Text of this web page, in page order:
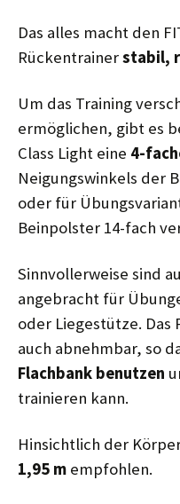
Das alles macht den
Rückentrainerstabil,
Um das Training
ermöglichen, gibt es
Class Light eine 4-
Neigungswinkels der
oder für
Beinpolster 14-fach
Sinnvollerweise sind
angebracht für
oder Liegestütze.
auch abnehmbar, so
Flachbank benutzen
trainieren kann.
Hinsichtlich der
1,95 m empfohlen.